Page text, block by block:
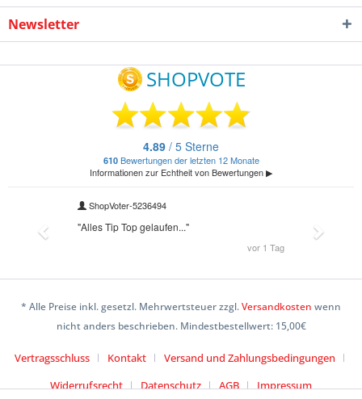
Newsletter
* Alle Preise inkl. gesetzl. Mehrwertsteuer zzgl.Versandkosten wenn
nicht anders beschrieben. Mindestbestellwert: 15,00€
Vertragsschluss Kontakt
Versand und Zahlungsbedingungen
Widerrufsrecht
Datenschutz AGB Impressum